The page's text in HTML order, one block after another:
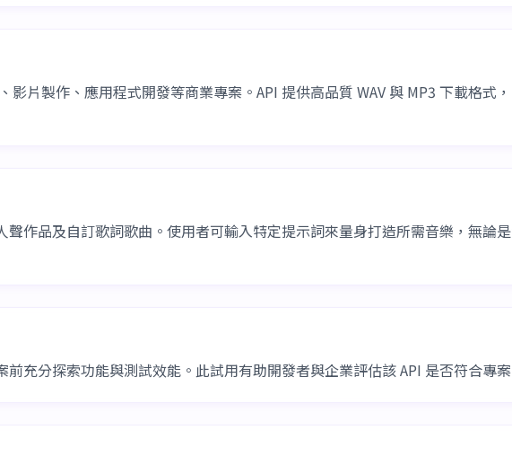
片製作、應用程式開發等商業專案。API 提供高品質 WAV 與 MP3 下載格式
作品及自訂歌詞歌曲。使用者可輸入特定提示詞來量身打造所需音樂，無論
充分探索功能與測試效能。此試用有助開發者與企業評估該 API 是否符合專案